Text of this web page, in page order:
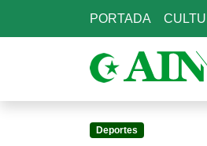
PORTADA
Deportes